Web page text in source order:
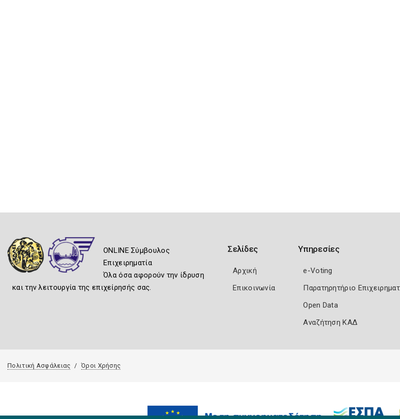
ONLINE Σύμβουλος
Επιχειρηματία
Όλα όσα αφορούν την ίδρυση
και την λειτουργία της επιχείρησής σας.
Σελίδες
Αρχική
Επικοινωνία
Υπηρεσίες
e-Voting
Παρατηρητήριο
Open Data
Αναζήτηση ΚΑΔ
Πολιτική Ασφάλειας Όροι Χρήσης